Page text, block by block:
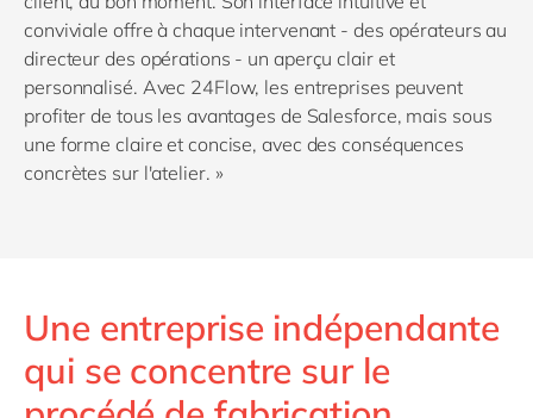
conviviale offre à chaque intervenant - des opérateurs au
directeur des opérations - un aperçu clair et
personnalisé. Avec 24Flow, les entreprises peuvent
profiter de tous les avantages de Salesforce, mais sous
une forme claire et concise, avec des conséquences
concrètes sur l'atelier. »
Une entreprise indépendante
qui se concentre sur le